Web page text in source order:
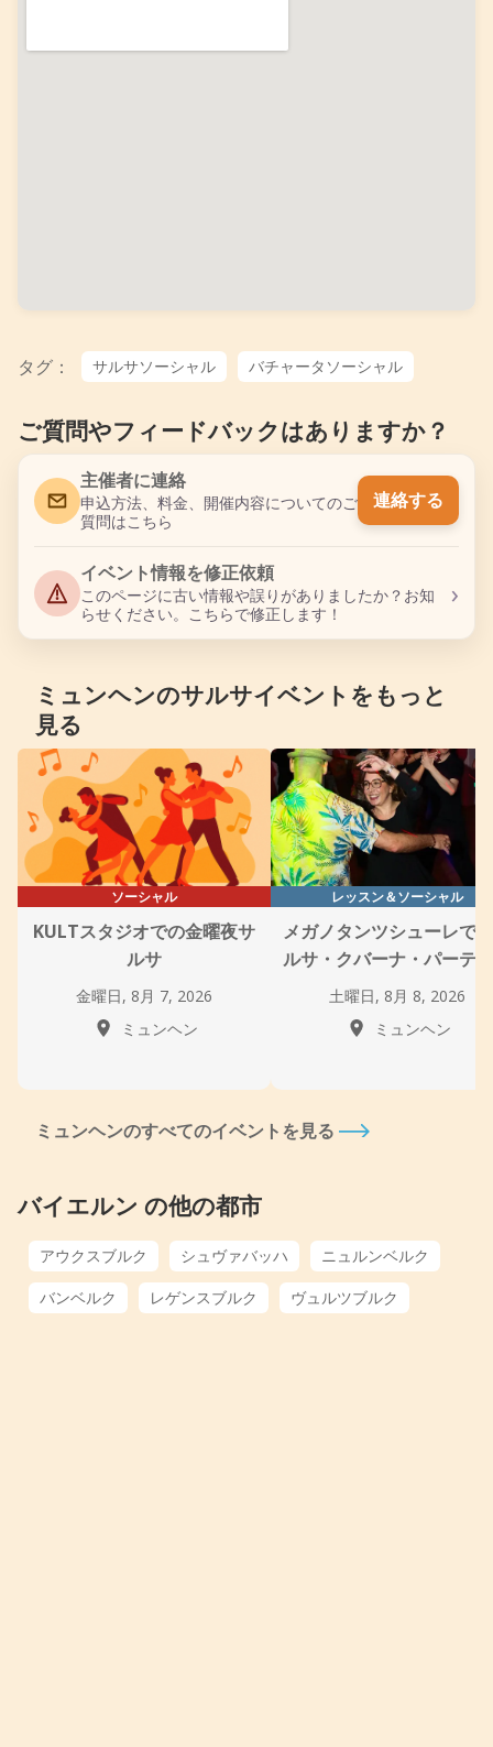
タグ： サルサソーシャル バチャータソーシャル
ご質問やフィードバックはありますか？
主催者に連絡
申込方法、料金、開催内容についてのご
質問はこちら
連絡する
イベント情報を修正依頼
このページに古い情報や誤りがありましたか？お知
らせください。こちらで修正します！
›
ミュンヘンのサルサイベントをもっと
見る
ソーシャル
KULTスタジオでの金曜夜サ
ルサ
金曜日, 8月 7, 2026
ミュンヘン
レッスン＆ソーシャル
メガノタンツシューレで
ルサ・クバーナ・パーテ
土曜日, 8月 8, 2026
ミュンヘン
ミュンヘンのすべてのイベントを見る
バイエルン の他の都市
アウクスブルク シュヴァバッハ
ニュルンベルク
バンベルク
レゲンスブルク ヴュルツブルク